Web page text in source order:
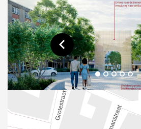
Toon vorige afbeelding